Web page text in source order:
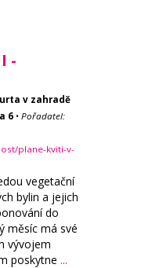
-
v zahradě
6 • Pořadatel:
plane-kviti-v-
vegetační
bylin a jejich
do
měsíc má své
vývojem
poskytne ...